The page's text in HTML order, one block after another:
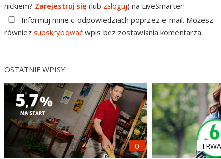
nickiem? Zarejestruj się (lub zaloguj) na LiveSmarter!
Informuj mnie o odpowiedziach poprzez e-mail. Możesz
również subskrybowaćwpis bez zostawiania komentarza.
OSTATNIE WPISY